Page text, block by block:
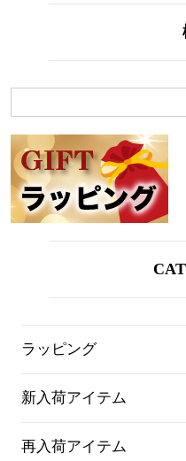
ラッピング
新入荷アイテム
再入荷アイテム